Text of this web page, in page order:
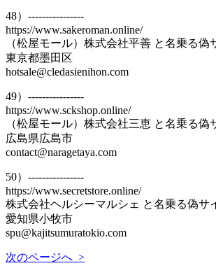
48）----------------
https://www.sakeroman.online/
（松屋モール）株式会社平善 と名乗る偽
東京都墨田区
hotsale@cledasienihon.com
49）----------------
https://www.sckshop.online/
（松屋モール）株式会社三恵 と名乗る偽
広島県広島市
contact@naragetaya.com
50）----------------
https://www.secretstore.online/
株式会社ヘルシーマルシェ と名乗る偽サ
愛知県小牧市
spu@kajitsumuratokio.com
次のページへ >